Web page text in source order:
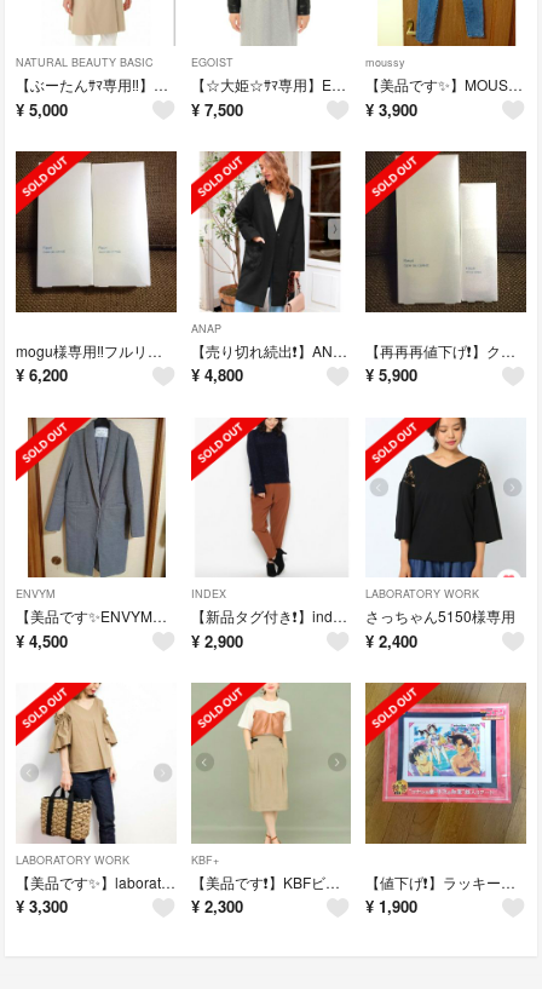
NATURAL BEAUTY BASIC
【ぶーたんｻﾏ専用‼️】ナチュビトレンチコート
¥ 5,000
EGOIST
【☆大姫☆ｻﾏ専用】EGOISTライダース&JILLブラウス
¥ 7,500
moussy
【美品です✨】MOUSSYテーパードデニム
¥ 3,900
mogu様専用‼️フルリクリアゲルクレンズ
¥ 6,200
ANAP
【売り切れ続出❗】ANAPファーポケットコート
¥ 4,800
【再再再値下げ❗】クリアゲルクレンズ&トリプルリペア
¥ 5,900
ENVYM
【美品です✨ENVYMチェスターコート
¥ 4,500
INDEX
【新品タグ付き❗】indexタックパンツ
¥ 2,900
LABORATORY WORK
さっちゃん5150様専用
¥ 2,400
LABORATORY WORK
【美品です✨】laboratoryworkトップス
¥ 3,300
KBF+
【美品です❗】KBFビスチェトップス
¥ 2,300
【値下げ❗】ラッキーくじ名探偵コナン
¥ 1,900